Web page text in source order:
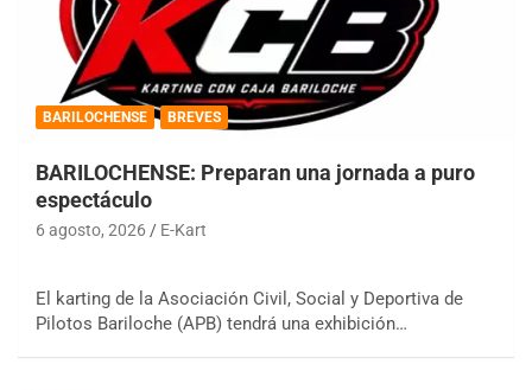
BARILOCHENSE BREVES
BARILOCHENSE: Preparan una jornada a puro
espectáculo
6 agosto, 2026 E-Kart
El karting de la Asociación Civil, Social y Deportiva de
Pilotos Bariloche (APB) tendrá una exhibición…